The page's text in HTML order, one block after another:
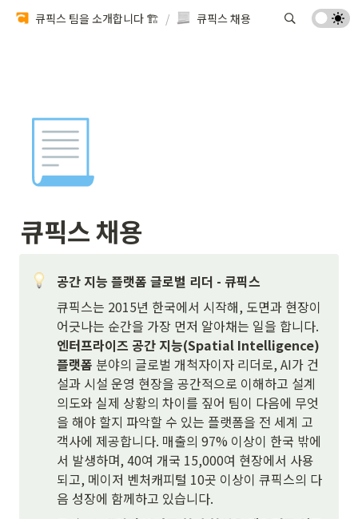
큐픽스 팀을 소개합니다 🏗️ / 큐픽스 채용
📃
큐픽스 채용
공간 지능 플랫폼 글로벌 리더 - 큐픽스
큐픽스는 2015년 한국에서 시작해, 도면과 현장이
엔터프라이즈 공간 지능(Spatial Intelligence)
플랫폼 분야의 글로벌 개척자이자 리더로, AI가 건
설과 시설 운영 현장을 공간적으로 이해하고 설계
의도와 실제 상황의 차이를 짚어 팀이 다음에 무엇
을 해야 할지 파악할 수 있는 플랫폼을 전 세계 고
객사에 제공합니다. 매출의 97% 이상이 한국 밖에
서 발생하며, 40여 개국 15,000여 현장에서 사용
되고, 메이저 벤처캐피털 10곳 이상이 큐픽스의 다
음 성장에 함께하고 있습니다.